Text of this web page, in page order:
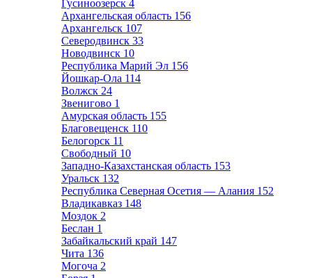
Гусиноозерск 4
Архангельская область 156
Архангельск 107
Северодвинск 33
Новодвинск 10
Республика Марий Эл 156
Йошкар-Ола 114
Волжск 24
Звенигово 1
Амурская область 155
Благовещенск 110
Белогорск 11
Свободный 10
Западно-Казахстанская область 153
Уральск 132
Республика Северная Осетия — Алания 152
Владикавказ 148
Моздок 2
Беслан 1
Забайкальский край 147
Чита 136
Могоча 2